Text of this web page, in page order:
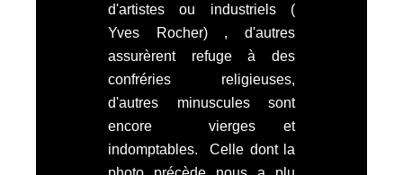
d'artistes ou industriels (
Yves Rocher) , d'autres
assurèrent refuge à des
confréries religieuses,
d'autres minuscules sont
encore vierges et
indomptables. Celle dont la